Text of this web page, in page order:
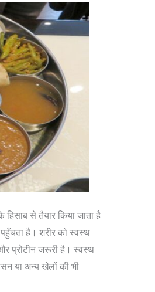
से तैयार किया जाता है
है। शरीर को स्वस्थ
प्रोटीन जरूरी है। स्वस्थ
या अन्य खेलों की भी
"एक फ़ौजी का
यह तो एक ऑफिसर होता
आगे बढ़ते हुए Lt Gen P
is earned...
मुंबई हमलों
तैयबा के दो
दोनों किसी
सकते हैं।